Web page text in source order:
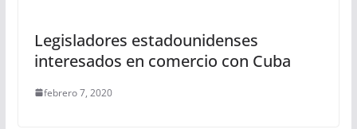
Legisladores estadounidenses
interesados en comercio con Cuba
febrero 7, 2020